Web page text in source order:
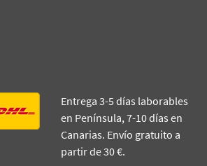
Entrega 3-5 días laborables
en Península, 7-10 días en
Canarias. Envío gratuito a
partir de 30 €.